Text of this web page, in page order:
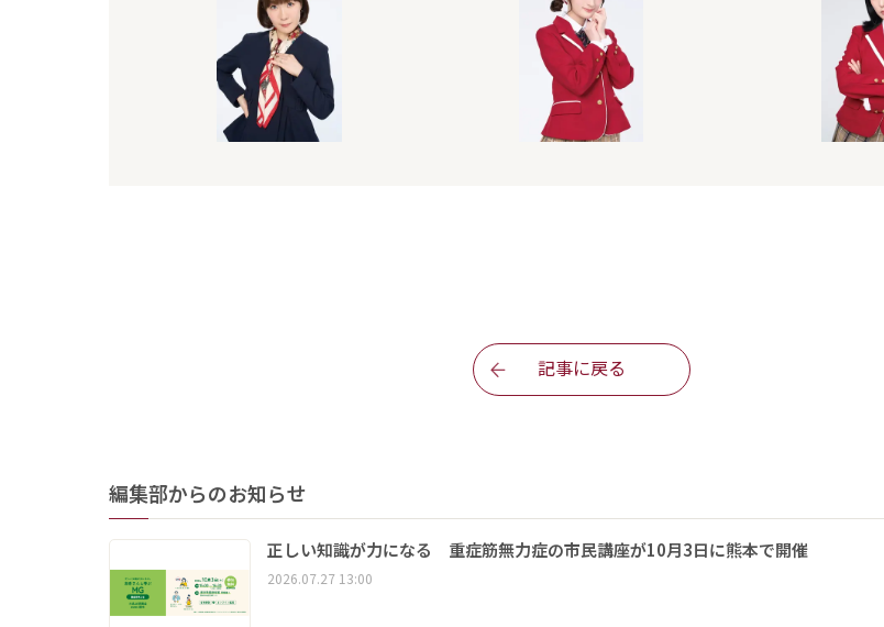
記事に戻る
編集部からのお知らせ
正しい知識が力になる 重症筋無力症の市民講座が10月3日に熊本で開催
2026.07.27 13:00